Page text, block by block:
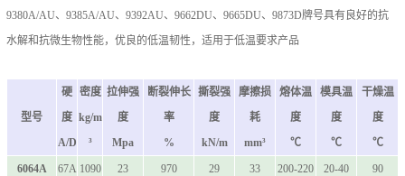
9380A/AU、9385A/AU、9392AU、9662DU、9665DU、9873D牌号具有良好的抗
水解和抗微生物性能，优良的低温韧性，适用于低温要求产品
型号
硬
度
A/D
密度
kg/m
³
拉伸强
度
Mpa
断裂伸长
率
%
撕裂强
度
kN/m
摩擦损
耗
mm³
熔体温
度
℃
模具温
度
℃
干燥温
度
℃
6064A 67A 1090 23 970 29 33 200-220 20-40 90